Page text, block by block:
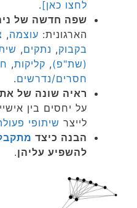
לחצו כאן].
שפה חדשה של
הארגונית: עוצמה,
בקבוק, נתקים,
(שת"פ), קליקות,
חסרים/נדרשים.
ראיה שונה של
על יחסים בין
לייצר שיתופי
הבנה כיצד
להשפיע עליהן.